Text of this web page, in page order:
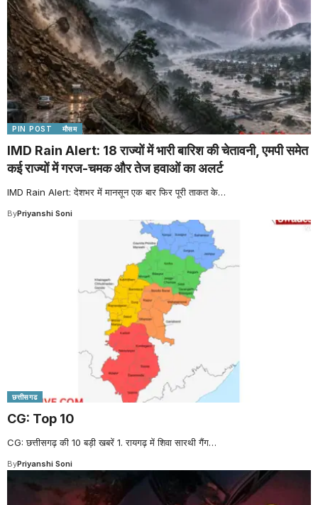
PIN POST मौसम
IMD Rain Alert: 18 राज्यों में भारी बारिश की चेतावनी, एमपी समेत
कई राज्यों में गरज-चमक और तेज हवाओं का अलर्ट
IMD Rain Alert: देशभर में मानसून एक बार फिर पूरी ताकत के…
ByPriyanshi Soni
छत्तीसगढ
CG: Top 10
CG: छत्तीसगढ़ की 10 बड़ी खबरें 1. रायगढ़ में शिवा सारथी गैंग…
ByPriyanshi Soni